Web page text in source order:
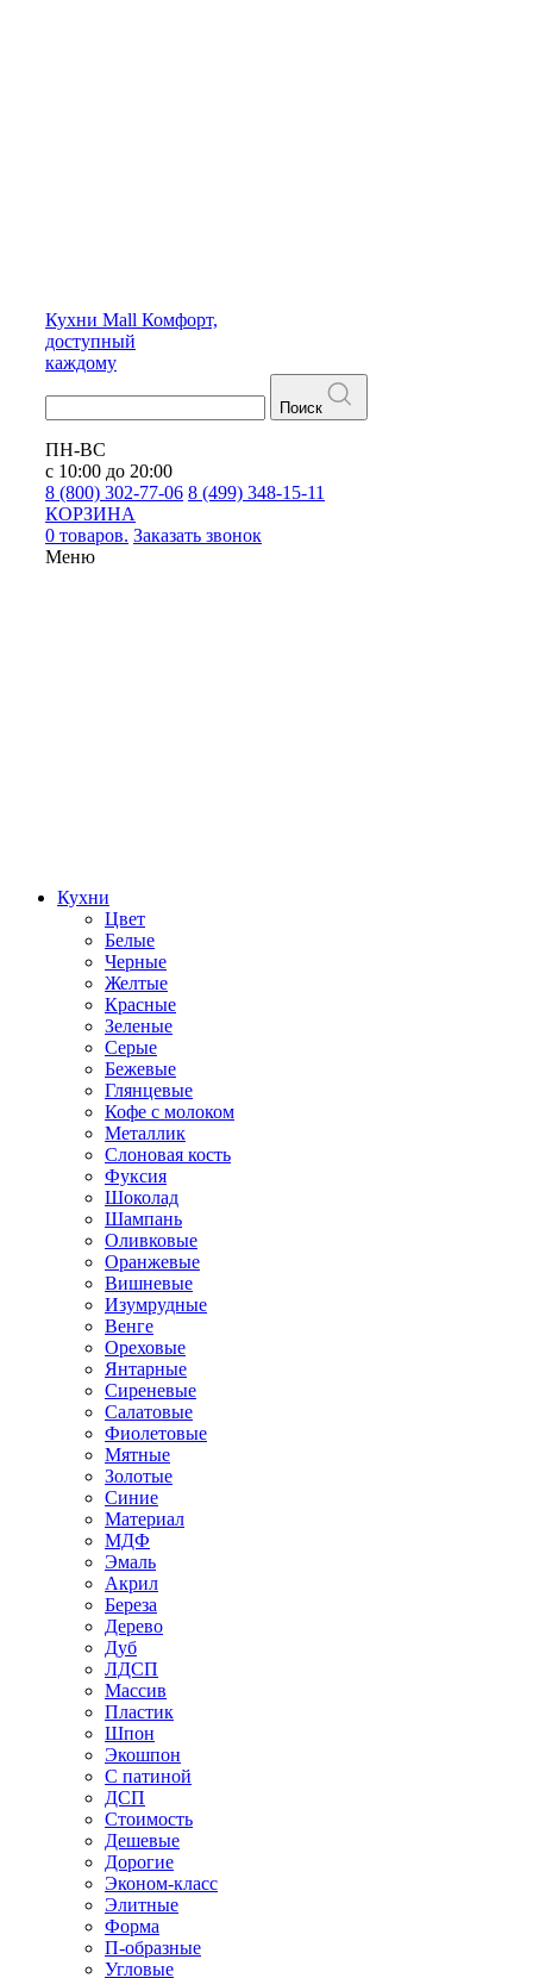
Кухни Mall Комфорт,
доступный
каждому
Поиск
ПН-ВС
с 10:00 до 20:00
8 (800) 302-77-06 8 (499) 348-15-11
КОРЗИНА
0 товаров. Заказать звонок
Меню
Кухни
Цвет
Белые
Черные
Желтые
Красные
Зеленые
Серые
Бежевые
Глянцевые
Кофе с молоком
Металлик
Слоновая кость
Фуксия
Шоколад
Шампань
Оливковые
Оранжевые
Вишневые
Изумрудные
Венге
Ореховые
Янтарные
Сиреневые
Салатовые
Фиолетовые
Мятные
Золотые
Синие
Материал
МДФ
Эмаль
Акрил
Береза
Дерево
Дуб
ЛДСП
Массив
Пластик
Шпон
Экошпон
С патиной
ДСП
Стоимость
Дешевые
Дорогие
Эконом-класс
Элитные
Форма
П-образные
Угловые